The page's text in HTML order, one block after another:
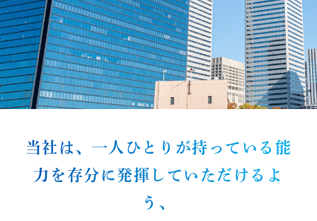
当社は、一人ひとりが持っている能
力を存分に発揮していただけるよ
う、